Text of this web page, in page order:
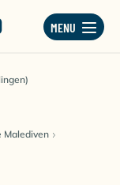
MENU
Malediven